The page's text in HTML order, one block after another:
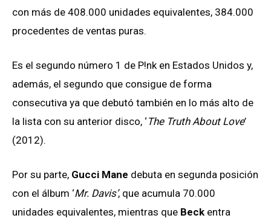
con más de 408.000 unidades equivalentes, 384.000
procedentes de ventas puras.
Es el segundo número 1 de P!nk en Estados Unidos y,
además, el segundo que consigue de forma
consecutiva ya que debutó también en lo más alto de
la lista con su anterior disco, ‘The Truth About Love’
(2012).
Por su parte, Gucci Mane debuta en segunda posición
con el álbum ‘Mr. Davis’, que acumula 70.000
unidades equivalentes, mientras que Beck entra